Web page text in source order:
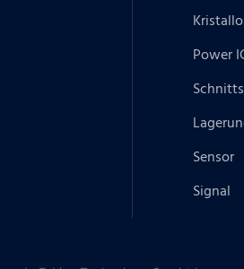
Power
Sensor
Signal